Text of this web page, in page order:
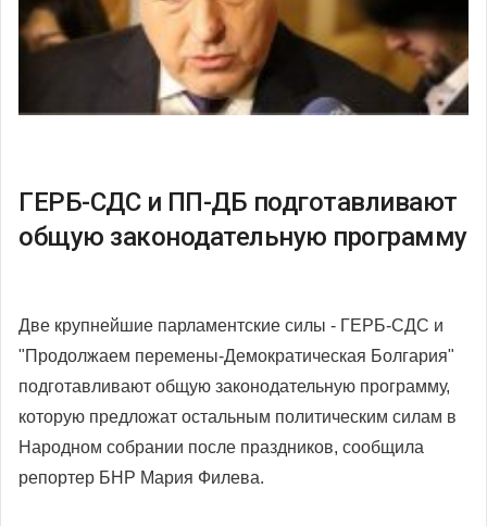
ГЕРБ-СДС и ПП-ДБ подготавливают
общую законодательную программу
Две крупнейшие парламентские силы - ГЕРБ-СДС и
"Продолжаем перемены-Демократическая Болгария"
подготавливают общую законодательную программу,
которую предложат остальным политическим силам в
Народном собрании после праздников, сообщила
репортер БНР Мария Филева.